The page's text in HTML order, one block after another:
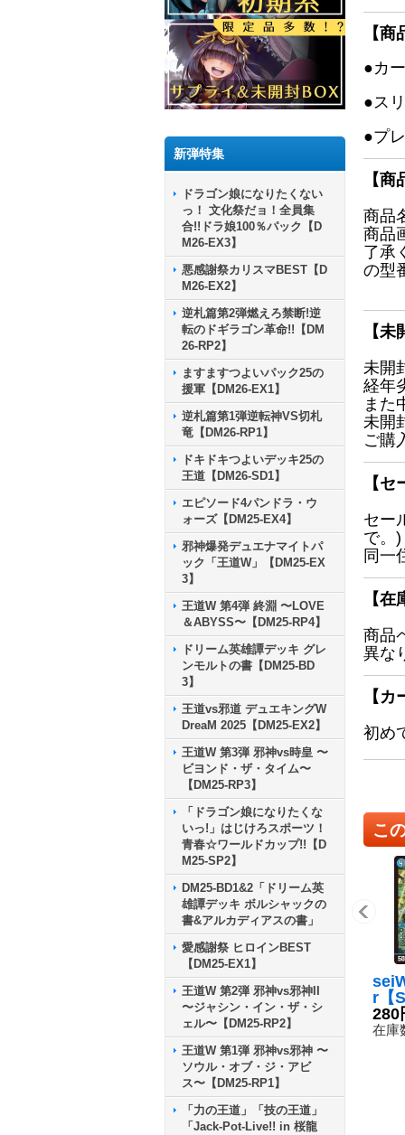
新弾特集
ドラゴン娘になりたくない
っ！ 文化祭だョ！全員集
合!!ドラ娘100％パック【D
M26-EX3】
悪感謝祭カリスマBEST【D
M26-EX2】
逆札篇第2弾燃えろ禁断!逆
転のドギラゴン革命!!【DM
26-RP2】
ますますつよいパック25の
援軍【DM26-EX1】
逆札篇第1弾逆転神VS切札
竜【DM26-RP1】
ドキドキつよいデッキ25の
王道【DM26-SD1】
エピソード4パンドラ・ウ
ォーズ【DM25-EX4】
邪神爆発デュエナマイトパ
ック「王道W」【DM25-EX
3】
王道W 第4弾 終淵 〜LOVE
＆ABYSS〜【DM25-RP4】
ドリーム英雄譚デッキ グレ
ンモルトの書【DM25-BD
3】
王道vs邪道 デュエキングW
DreaM 2025【DM25-EX2】
王道W 第3弾 邪神vs時皇 〜
ビヨンド・ザ・タイム〜
【DM25-RP3】
「ドラゴン娘になりたくな
いっ!」はじけろスポーツ！
青春☆ワールドカップ!!【D
M25-SP2】
DM25-BD1&2「ドリーム英
雄譚デッキ ボルシャックの
書&アルカディアスの書」
愛感謝祭 ヒロインBEST
【DM25-EX1】
王道W 第2弾 邪神vs邪神II
〜ジャシン・イン・ザ・シ
ェル〜【DM25-RP2】
王道W 第1弾 邪神vs邪神 〜
ソウル・オブ・ジ・アビ
ス〜【DM25-RP1】
「力の王道」「技の王道」
「Jack-Pot-Live!! in 桜龍
【
●カ
●ス
●プ
【
商品
商品
了承
の型
【
未開
経年
また
未開
ご購
【
セー
で。)
同一
【
商品
異な
【
初め
こ
r【
S4/
280
在庫